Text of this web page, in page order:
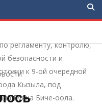
регламенту, контролю,
безопасности и
к 9-ой очередной
Кызыла, под
Буяна Биче-оола.